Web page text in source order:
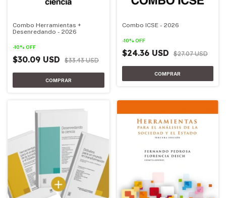
Combo Herramientas +
Desenredando - 2026
-10% OFF
$30.09 USD $33.43 USD
Combo ICSE - 2026
-10% OFF
$24.36 USD $27.07 USD